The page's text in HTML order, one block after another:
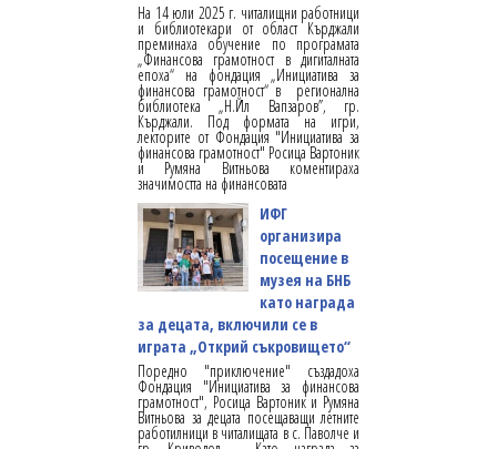
На 14 юли 2025 г. читалищни работници
и библиотекари от област Кърджали
преминаха обучение по програмата
„Финансова грамотност в дигиталната
епоха“ на фондация „Инициатива за
финансова грамотност“ в регионална
библиотека „Н.Йл Вапзаров”, гр.
Кърджали. Под формата на игри,
лекторите от Фондация "Инициатива за
финансова грамотност" Росица Вартоник
и Румяна Витньова коментираха
значимостта на финансовата
ИФГ
организира
посещение в
музея на БНБ
като награда
за децата, включили се в
играта „Открий съкровището“
Поредно "приключение" създадоха
Фондация "Инициатива за финансова
грамотност", Росица Вартоник и Румяна
Витньова за децата посещаващи летните
работилници в читалищата в с. Паволче и